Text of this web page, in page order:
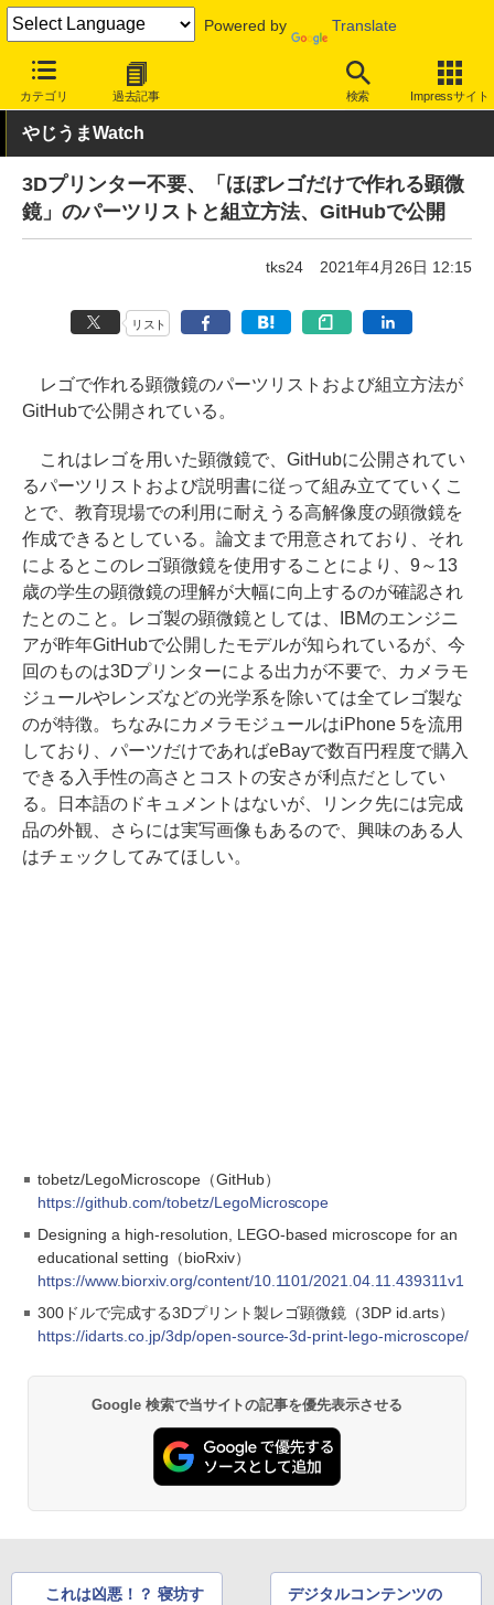
Powered by Translate
カテゴリ 過去記事 検索 Impressサイト
INTERNET Watch トピック
やじうまWatch
3Dプリンター不要、「ほぼレゴだけで作れる顕微
鏡」のパーツリストと組立方法、GitHubで公開
tks24 2021年4月26日 12:15
リスト
レゴで作れる顕微鏡のパーツリストおよび組立方法が
GitHubで公開されている。
これはレゴを用いた顕微鏡で、GitHubに公開されてい
るパーツリストおよび説明書に従って組み立てていくこ
とで、教育現場での利用に耐えうる高解像度の顕微鏡を
作成できるとしている。論文まで用意されており、それ
によるとこのレゴ顕微鏡を使用することにより、9～13
歳の学生の顕微鏡の理解が大幅に向上するのが確認され
たとのこと。レゴ製の顕微鏡としては、IBMのエンジニ
アが昨年GitHubで公開したモデルが知られているが、今
回のものは3Dプリンターによる出力が不要で、カメラモ
ジュールやレンズなどの光学系を除いては全てレゴ製な
のが特徴。ちなみにカメラモジュールはiPhone 5を流用
しており、パーツだけであればeBayで数百円程度で購入
できる入手性の高さとコストの安さが利点だとしてい
る。日本語のドキュメントはないが、リンク先には完成
品の外観、さらには実写画像もあるので、興味のある人
はチェックしてみてほしい。
tobetz/LegoMicroscope（GitHub）
https://github.com/tobetz/LegoMicroscope
Designing a high-resolution, LEGO-based microscope for an
educational setting（bioRxiv）
https://www.biorxiv.org/content/10.1101/2021.04.11.439311v1
300ドルで完成する3Dプリント製レゴ顕微鏡（3DP id.arts）
https://idarts.co.jp/3dp/open-source-3d-print-lego-microscope/
Google 検索で当サイトの記事を優先表示させる
これは凶悪！？ 寝坊す
デジタルコンテンツの